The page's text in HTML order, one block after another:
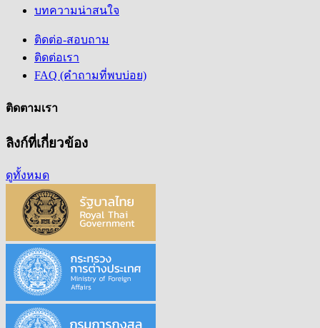
บทความน่าสนใจ
ติดต่อ-สอบถาม
ติดต่อเรา
FAQ (คำถามที่พบบ่อย)
ติดตามเรา
ลิงก์ที่เกี่ยวข้อง
ดูทั้งหมด